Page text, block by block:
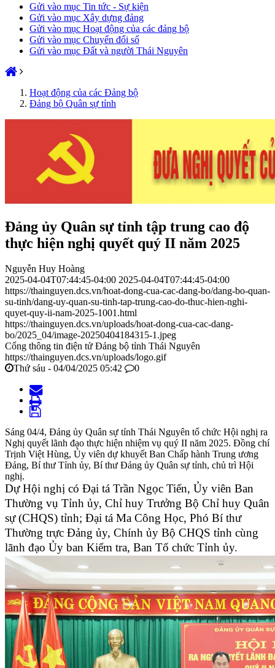
Gửi vào mục Tin tức - Sự kiện
Gửi vào mục Xây dựng đảng
Gửi vào mục Hoạt động của các đảng bộ
Gửi vào mục Chuyển đổi số
Gửi vào mục Đất và người Thái Nguyên
Hoạt động của các Đảng bộ
Đảng bộ Quân sự tỉnh
Đảng ủy Quân sự tỉnh tập trung cao độ
thực hiện nghị quyết quý II năm 2025
Nguyễn Huy Hoàng
2025-04-04T07:44:45-04:00 2025-04-04T07:44:45-04:00
https://thainguyen.dcs.vn/hoat-dong-cua-cac-dang-bo/dang-bo-quan-
su-tinh/dang-uy-quan-su-tinh-tap-trung-cao-do-thuc-hien-nghi-
quyet-quy-ii-nam-2025-1001.html
https://thainguyen.dcs.vn/uploads/hoat-dong-cua-cac-dang-
bo/2025_04/image-20250404184315-1.jpeg
Cổng thông tin điện tử Đảng bộ tỉnh Thái Nguyên
https://thainguyen.dcs.vn/uploads/logo.gif
Thứ sáu - 04/04/2025 05:42
0
Sáng 04/4, Đảng ủy Quân sự tỉnh Thái Nguyên tổ chức Hội nghị ra
Nghị quyết lãnh đạo thực hiện nhiệm vụ quý II năm 2025. Đồng chí
Trịnh Việt Hùng, Ủy viên dự khuyết Ban Chấp hành Trung ương
Đảng, Bí thư Tỉnh ủy, Bí thư Đảng ủy Quân sự tỉnh, chủ trì Hội
nghị.
Dự Hội nghị có Đại tá Trần Ngọc Tiến, Ủy viên Ban
Thường vụ Tỉnh ủy, Chỉ huy Trưởng Bộ Chỉ huy Quân
sự (CHQS) tỉnh; Đại tá Ma Công Học, Phó Bí thư
Thường trực Đảng ủy, Chính ủy Bộ CHQS tỉnh cùng
lãnh đạo Ủy ban Kiểm tra, Ban Tổ chức Tỉnh ủy.